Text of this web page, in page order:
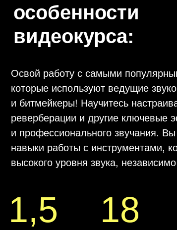
особенности
видеокурса:
Освой работу с самыми
которые используют ведущие
и битмейкеры! Научитесь
реверберации и другие ключевые
и профессионального звучания. Вы
навыки работы с инструментами,
высокого уровня звука,
1,5 18